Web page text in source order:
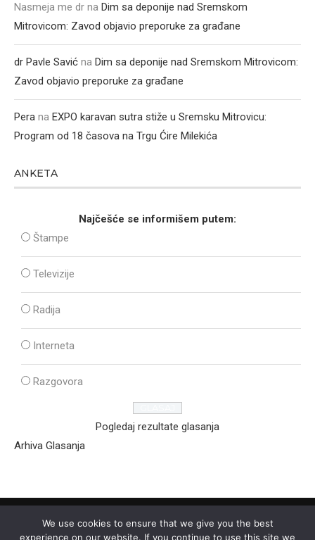
Nasmeja me dr na Dim sa deponije nad Sremskom
Mitrovicom: Zavod objavio preporuke za građane
dr Pavle Savić na Dim sa deponije nad Sremskom Mitrovicom:
Zavod objavio preporuke za građane
Pera na EXPO karavan sutra stiže u Sremsku Mitrovicu:
Program od 18 časova na Trgu Ćire Milekića
ANKETA
Najčešće se informišem putem:
Štampe
Televizije
Radija
Interneta
Razgovora
Pogledaj rezultate glasanja
Arhiva Glasanja
We use cookies to ensure that we give you the best
experience on our website. If you continue to use this site we